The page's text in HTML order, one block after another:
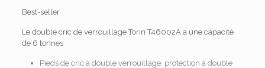
Best-seller
Le double cric de verrouillage Torin T46002A a une capacité
de 6 tonnes
Pieds de cric à double verrouillage, protection à double